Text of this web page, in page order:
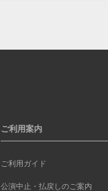
ご利用案内
ご利用ガイド
公演中止・払戻しのご案内